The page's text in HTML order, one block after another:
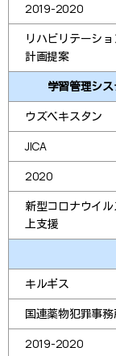
2019-2020
リハビリテーシ
計画提案
学習管理シ
ウズベキスタン
JICA
2020
新型コロナウイ
上支援
キルギス
国連薬物犯罪事務
2019-2020